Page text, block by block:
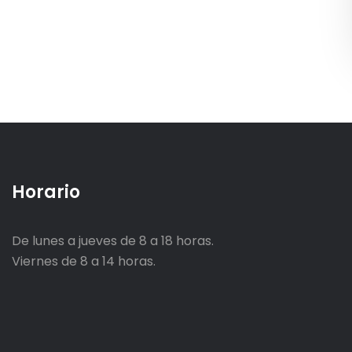
Horario
De lunes a jueves de 8 a 18 horas.
Viernes de 8 a 14 horas.